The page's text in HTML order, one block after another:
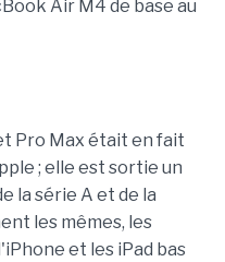
Air M4 de base au
Pro Max était en fait
; elle est sortie un
la série A et de la
les mêmes, les
et les iPad bas